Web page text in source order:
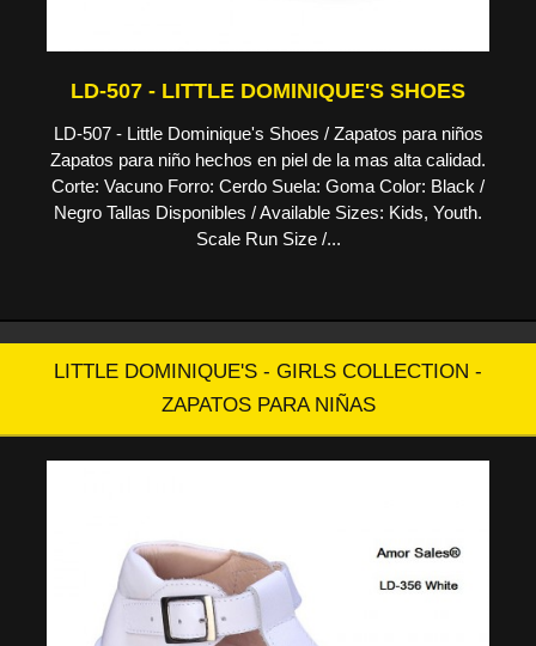
LD-507 - LITTLE DOMINIQUE'S SHOES
LD-507 - Little Dominique's Shoes / Zapatos para niños
Zapatos para niño hechos en piel de la mas alta calidad.
Corte: Vacuno Forro: Cerdo Suela: Goma Color: Black /
Negro Tallas Disponibles / Available Sizes: Kids, Youth.
Scale Run Size /...
LITTLE DOMINIQUE'S - GIRLS COLLECTION -
ZAPATOS PARA NIÑAS